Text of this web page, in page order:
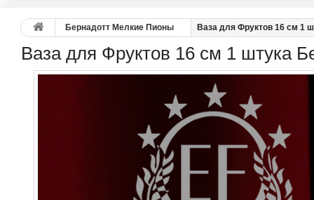
Бернадотт Мелкие Пионы Ваза для Фруктов 16 см 1
Ваза для Фруктов 16 см 1 штука